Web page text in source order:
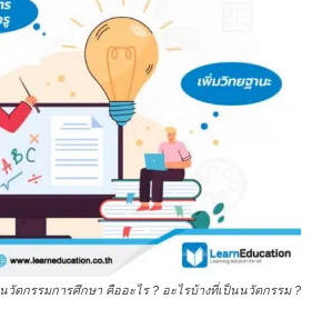
นวัตกรรมการศึกษา คืออะไร ? อะไรบ้างที่เป็นนวัตกรรม ?